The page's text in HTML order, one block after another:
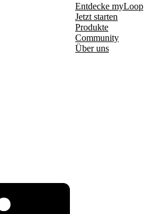
Entdecke myLoop
Jetzt starten
Produkte
Community
Über uns